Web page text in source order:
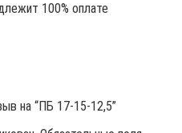
100% оплате
на “ПБ 17-15-12,5”